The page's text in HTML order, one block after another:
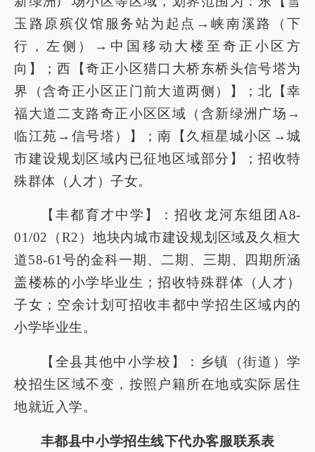
玉路原殡仪馆服务站为起点→峡南溪路（下
行，左侧）→中国移动大楼至奇正小区方
向】；西【奇正小区猎口大桥东桥头信号塔为
界（含奇正小区正门前大道两侧）】；北【幸
福大道二支路奇正小区区域（含新绿洲广场→
临江苑→信号塔）】；南【久桓星城小区→城
市建设规划区域内已征地区域部分】；招收特
殊群体（人才）子女。
【丰都育才中学】：招收龙河东组团A8-
01/02（R2）地块内城市建设规划区域及久桓大
道58-61号的金科一期、二期、三期、四期所涵
盖楼栋的小学毕业生；招收特殊群体（人才）
子女；空余计划可招收丰都中学招生区域内的
小学毕业生。
【全县其他中小学校】：乡镇（街道）学
校招生区域不变，按照户籍所在地或实际居住
地就近入学。
丰都县中小学招生线下代办客服联系表